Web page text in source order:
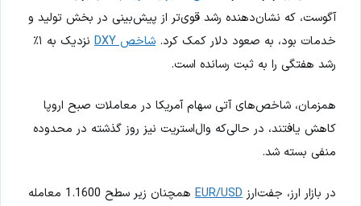
آگوست، که نشان‌دهنده رشد قوی‌تر از پیش‌بینی در بخش تولید و
خدمات بود، به صعود دلار کمک کرد. شاخص DXY
نزدیک به ۱٪
رشد هفتگی را به ثبت رسانده است.
همزمان، شاخص‌های آتی سهام آمریکا در معاملات صبح اروپا
کاهش یافتند، در حالی‌که وال‌استریت نیز روز گذشته در محدوده
منفی بسته شد.
در بازار ارز، جفت‌ارز EUR/USD
همچنان زیر سطح 1.1600 معامله